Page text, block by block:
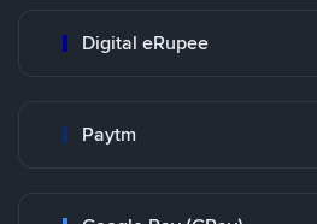
Digital eRupee
Paytm